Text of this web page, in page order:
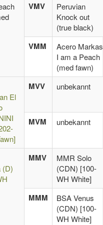
VMV
Peruvian
Knock out
(true black)
VMM
Acero Markas
I am a Peach
(med fawn)
El
MVV unbekannt
MVM unbekannt
(D)
MMV
MMR Solo
(CDN) [100-
WH White]
MMM
BSA Venus
(CDN) [100-
WH White]